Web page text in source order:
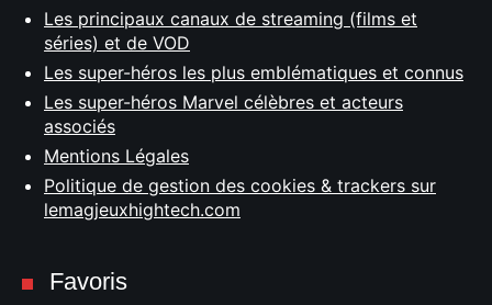
Les principaux canaux de streaming (films et
séries) et de VOD
Les super-héros les plus emblématiques et connus
Les super-héros Marvel célèbres et acteurs
associés
Mentions Légales
Politique de gestion des cookies & trackers sur
lemagjeuxhightech.com
Favoris